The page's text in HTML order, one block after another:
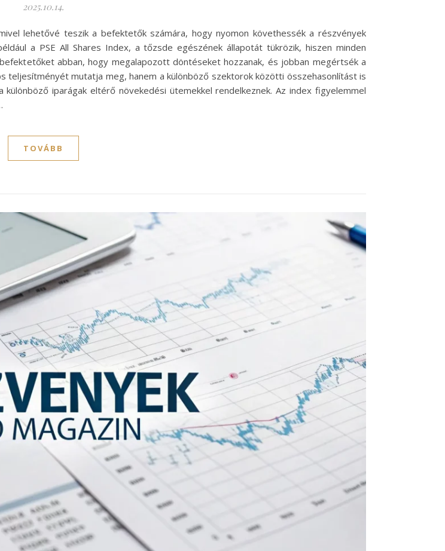
2025.10.14.
lehetővé teszik a befektetők számára, hogy nyomon követhessék a részvények
a PSE All Shares Index, a tőzsde egészének állapotát tükrözik, hiszen minden
abban, hogy megalapozott döntéseket hozzanak, és jobban megértsék a
teljesítményét mutatja meg, hanem a különböző szektorok közötti összehasonlítást is
iparágak eltérő növekedési ütemekkel rendelkeznek. Az index figyelemmel
TOVÁBB